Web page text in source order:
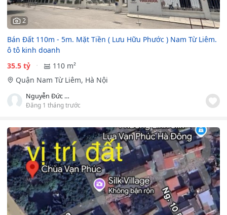
2
Bán Đất 110m - 5m. Mặt Tiền ( Lưu Hữu Phước ) Nam Từ Liêm.
ô tô kinh doanh
35.5 tỷ
110 m²
Quận Nam Từ Liêm, Hà Nội
Nguyễn Đức Hải
Đăng 1 tháng trước